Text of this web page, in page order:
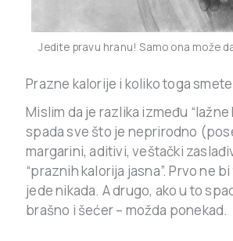
Jedite pravu hranu! Samo ona može
Prazne kalorije i koliko toga
Mislim da je razlika između “lažne
spada sve što je neprirodno
margarini, aditivi, veštački
“praznih kalorija jasna”. Prvo ne
jede nikada. A drugo, ako u to
brašno i šećer – možda ponekad.